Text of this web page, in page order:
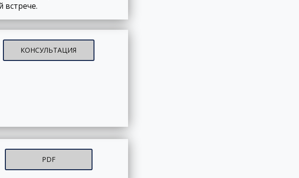
встрече.
КОНСУЛЬТАЦИЯ
PDF